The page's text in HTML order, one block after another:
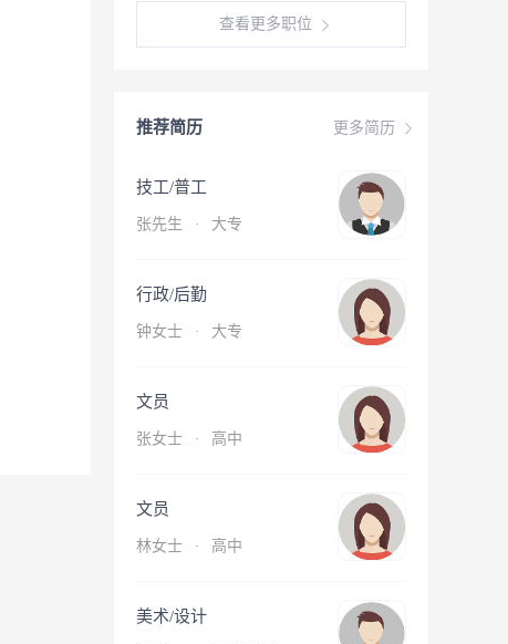
查看更多职位
更多简历
推荐简历
技工/普工
张先生 · 大专
行政/后勤
钟女士 · 大专
文员
张女士 · 高中
文员
林女士 · 高中
美术/设计